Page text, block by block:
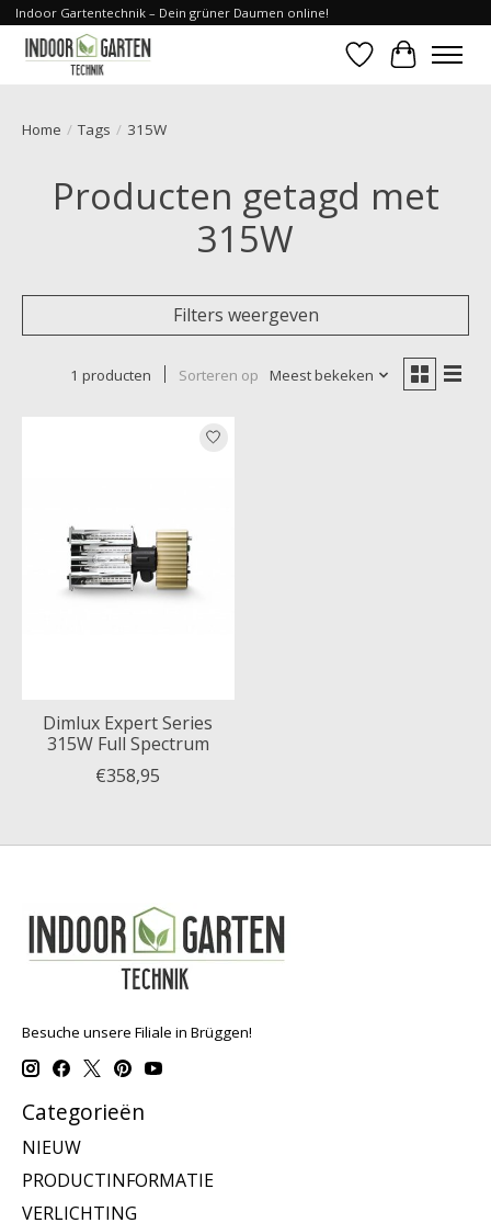
Indoor Gartentechnik – Dein grüner Daumen online!
Verlanglijst
Home / Tags / 315W
Producten getagd met
315W
Filters weergeven
1 producten Sorteren op Meest bekeken
Dimlux Expert Series
315W Full Spectrum
€358,95
Besuche unsere Filiale in Brüggen!
Categorieën
NIEUW
PRODUCTINFORMATIE
VERLICHTING